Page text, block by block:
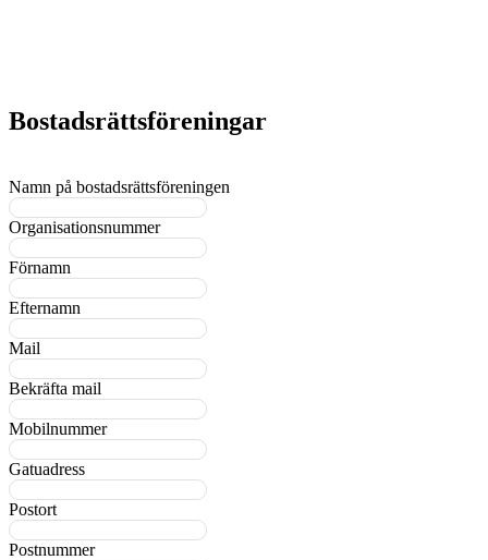
Bostadsrättsföreningar
Namn på bostadsrättsföreningen
Organisationsnummer
Förnamn
Efternamn
Mail
Bekräfta mail
Mobilnummer
Gatuadress
Postort
Postnummer